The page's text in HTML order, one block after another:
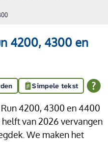
4200, 4300 en
Simpele tekst
4200, 4300 en 4400
van 2026 vervangen
We maken het